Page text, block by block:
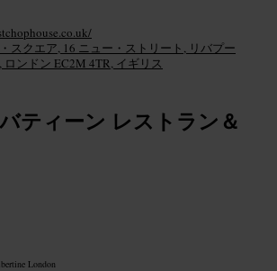
スクエア, 16 ニュー・ストリート, リバプー
ンドン EC2M 4TR, イギリス
ティーン レストラン＆
London